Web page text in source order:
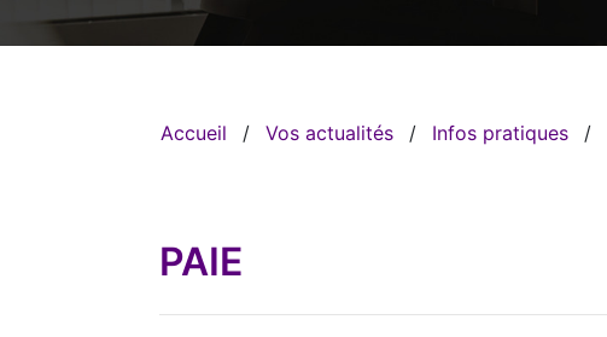
Accueil / Vos actualités / Infos pratiques /
PAIE